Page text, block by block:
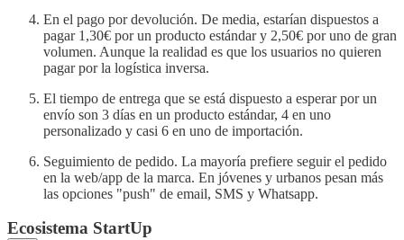
En el pago por devolución. De media, estarían dispuestos a
pagar 1,30€ por un producto estándar y 2,50€ por uno de gran
volumen. Aunque la realidad es que los usuarios no quieren
pagar por la logística inversa.
El tiempo de entrega que se está dispuesto a esperar por un
envío son 3 días en un producto estándar, 4 en uno
personalizado y casi 6 en uno de importación.
Seguimiento de pedido. La mayoría prefiere seguir el pedido
en la web/app de la marca. En jóvenes y urbanos pesan más
las opciones "push" de email, SMS y Whatsapp.
Ecosistema StartUp